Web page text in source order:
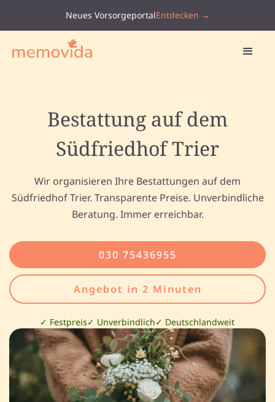
Neues VorsorgeportalEntdecken →
Bestattung auf dem
Südfriedhof Trier
Wir organisieren Ihre Bestattungen auf dem
Südfriedhof Trier. Transparente Preise. Unverbindliche
Beratung. Immer erreichbar.
030 75436955
Angebot in 2 Minuten
✓ Festpreis✓ Unverbindlich✓ Deutschlandweit